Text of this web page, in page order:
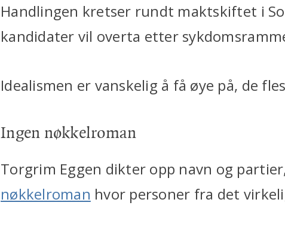
Handlingen kretser rundt maktskiftet i
kandidater vil overta etter
Idealismen er vanskelig å få øye på, de
Ingen nøkkelroman
Torgrim Eggen dikter opp navn og
nøkkelroman hvor personer fra det